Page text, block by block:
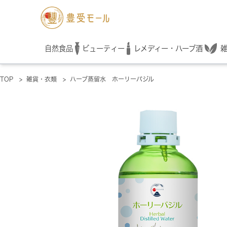
自然食品 ビューティー レメディー・ハーブ酒
TOP > 雑貨・衣類 > ハーブ蒸留水 ホーリーバジル